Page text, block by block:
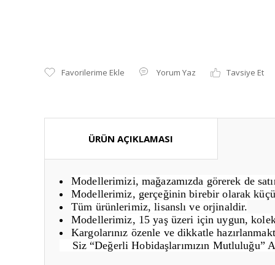
Yorum Yaz Tavsiye Et
ÜRÜN AÇIKLAMASI
Modellerimizi, mağazamızda görerek de
Modellerimiz, gerçeğinin birebir olarak
Tüm ürünlerimiz, lisanslı ve orjinaldir.
Modellerimiz, 15 yaş üzeri için uygun,
Kargolarınız özenle ve dikkatle
Siz “Değerli Hobidaşlarımızın Mutluluğu”